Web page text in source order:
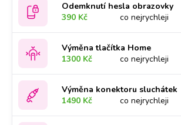
Odemknutí hesla obrazovky
390 Kč
co nejrychleji
Výměna tlačítka Home
1300 Kč
co nejrychleji
Výměna konektoru sluchátek
1490 Kč
co nejrychleji